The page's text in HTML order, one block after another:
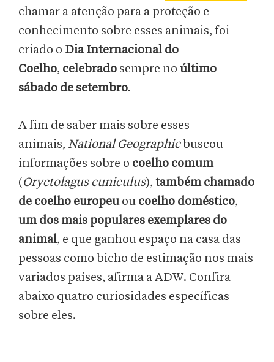
chamar a atenção para a proteção e
conhecimento sobre esses animais, foi
criado o Dia Internacional do
Coelho, celebrado sempre no último
sábado de setembro.
A fim de saber mais sobre esses
animais, National Geographicbuscou
informações sobre o coelho comum
(Oryctolagus cuniculus), também chamado
de coelho europeuou coelho doméstico,
um dos mais populares exemplares do
animal, e que ganhou espaço na casa das
pessoas como bicho de estimação nos mais
variados países, afirma a ADW. Confira
abaixo quatro curiosidades específicas
sobre eles.